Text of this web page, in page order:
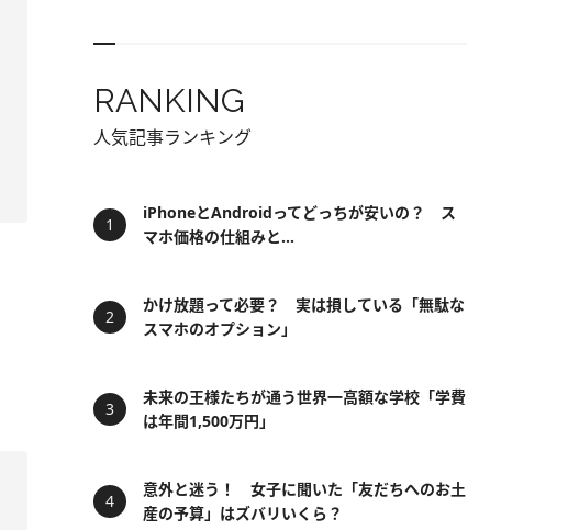
RANKING
人気記事ランキング
iPhoneとAndroidってどっちが安いの？ ス
マホ価格の仕組みと...
かけ放題って必要？ 実は損している「無駄な
スマホのオプション」
未来の王様たちが通う世界一高額な学校「学費
は年間1,500万円」
意外と迷う！ 女子に聞いた「友だちへのお土
産の予算」はズバリいくら？